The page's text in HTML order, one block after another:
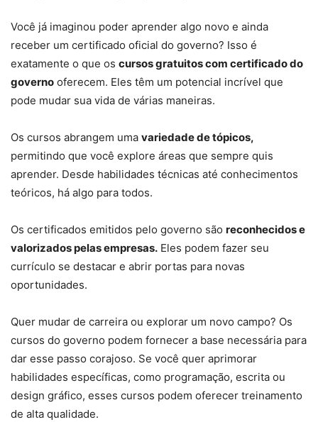
Você já imaginou poder aprender algo novo e ainda
receber um certificado oficial do governo? Isso é
exatamente o que os cursos gratuitos com certificado do
governo oferecem. Eles têm um potencial incrível que
pode mudar sua vida de várias maneiras.
Os cursos abrangem uma variedade de tópicos,
permitindo que você explore áreas que sempre quis
aprender. Desde habilidades técnicas até conhecimentos
teóricos, há algo para todos.
Os certificados emitidos pelo governo são reconhecidos e
valorizados pelas empresas. Eles podem fazer seu
currículo se destacar e abrir portas para novas
oportunidades.
Quer mudar de carreira ou explorar um novo campo? Os
cursos do governo podem fornecer a base necessária para
dar esse passo corajoso. Se você quer aprimorar
habilidades específicas, como programação, escrita ou
design gráfico, esses cursos podem oferecer treinamento
de alta qualidade.